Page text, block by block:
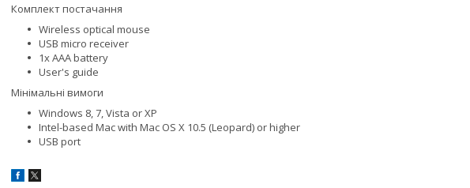
Комплект постачання
Wireless optical mouse
USB micro receiver
1x AAA battery
User's guide
Мінімальні вимоги
Windows 8, 7, Vista or XP
Intel-based Mac with Mac OS X 10.5 (Leopard) or higher
USB port